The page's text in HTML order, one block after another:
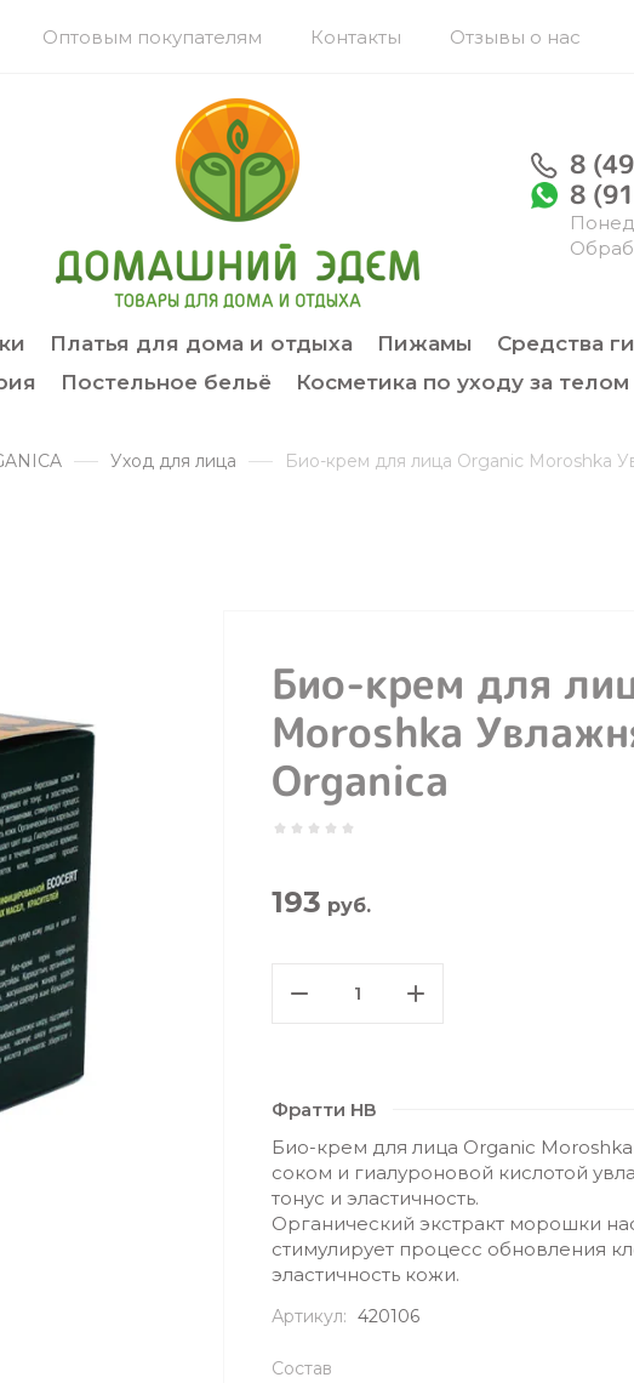
Оптовым покупателям Контакты Отзывы о нас
8
8
Платья для дома и отдыха Пижамы Средства
Постельное бельё Косметика по уходу за телом
Уход для лица Био-крем для лица Organic Moroshka
Био-крем для
Moroshka
Organica
193 руб.
Фратти НВ
Био-крем для лица Organic
соком и гиалуроновой кислотой
тонус и эластичность.
Органический экстракт морошки
стимулирует процесс обновления
эластичность кожи.
Артикул: 420106
Состав